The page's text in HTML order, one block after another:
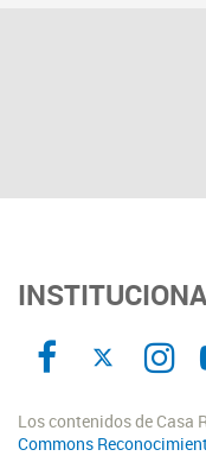
Los contenidos de Casa
Commons